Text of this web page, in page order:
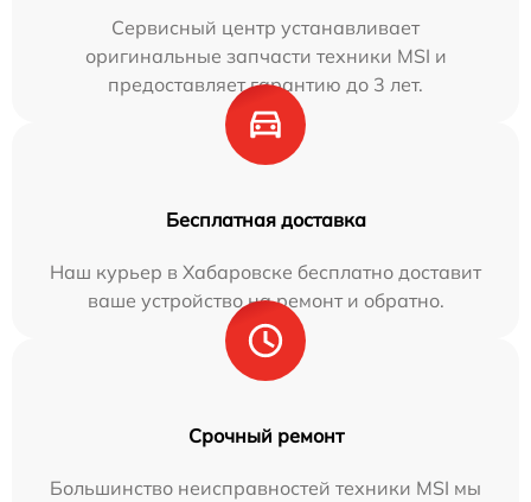
Сервисный центр устанавливает
оригинальные запчасти техники MSI и
предоставляет гарантию до 3 лет.
Бесплатная доставка
Наш курьер в Хабаровске бесплатно доставит
ваше устройство на ремонт и обратно.
Срочный ремонт
Большинство неисправностей техники MSI мы